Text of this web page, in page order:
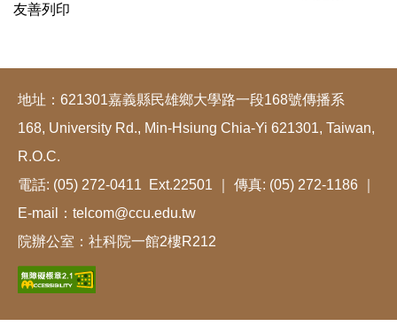
友善列印
地址：621301嘉義縣民雄鄉大學路一段168號傳播系
168, University Rd., Min-Hsiung Chia-Yi 621301, Taiwan,
R.O.C.
電話: (05) 272-0411 Ext.22501 ｜ 傳真: (05) 272-1186 ｜
E-mail：telcom@ccu.edu.tw
院辦公室：社科院一館2樓R212